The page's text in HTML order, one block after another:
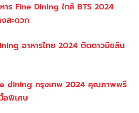
าร Fine Dining ใกล้ BTS 2024
สะดวก
อาหารไทย 2024 ติดดาวมิชลิน
dining กรุงเทพ 2024 คุณภาพพรี
อพิเศษ